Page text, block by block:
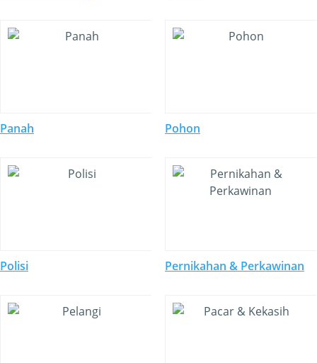
Panah Pohon
Polisi Pernikahan & Perkawinan